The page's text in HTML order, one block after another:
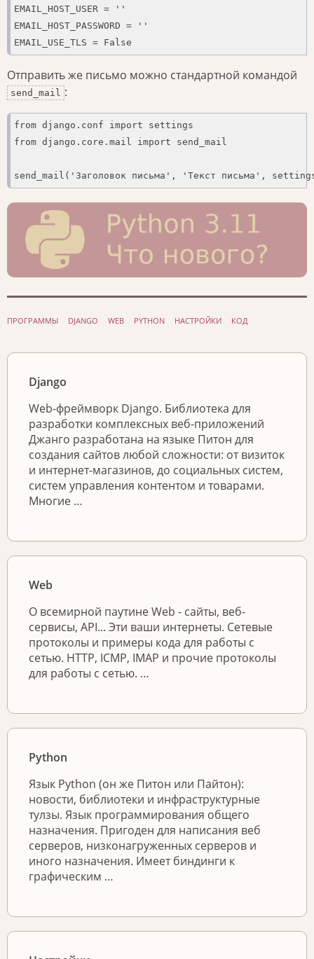
EMAIL_HOST_USER = ''
EMAIL_HOST_PASSWORD = ''
EMAIL_USE_TLS = False
Отправить же письмо можно стандартной командой
send_mail :
from django.conf import settings
from django.core.mail import send_mail
send_mail('Заголовок письма', 'Текст письма',
ПРОГРАММЫ DJANGO WEB PYTHON НАСТРОЙКИ КОД
Django
Web-фреймворк Django. Библиотека для
разработки комплексных веб-приложений
Джанго разработана на языке Питон для
создания сайтов любой сложности: от визиток
и интернет-магазинов, до социальных систем,
систем управления контентом и товарами.
Многие …
Web
О всемирной паутине Web - сайты, веб-
сервисы, API... Эти ваши интернеты. Сетевые
протоколы и примеры кода для работы с
сетью. HTTP, ICMP, IMAP и прочие протоколы
для работы с сетью. …
Python
Язык Python (он же Питон или Пайтон):
новости, библиотеки и инфраструктурные
тулзы. Язык программирования общего
назначения. Пригоден для написания веб
серверов, низконагруженных серверов и
иного назначения. Имеет биндинги к
графическим …